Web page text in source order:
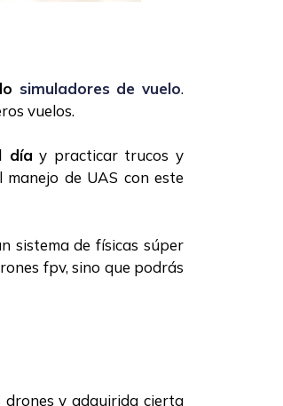
simuladores de vuelo.
vuelos.
día y practicar trucos y
de UAS con este
sistema de físicas súper
fpv, sino que podrás
drones y adquirida cierta